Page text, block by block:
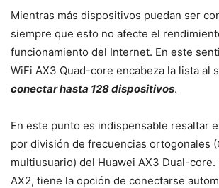
Mientras más dispositivos puedan ser
siempre que esto no afecte el
funcionamiento del Internet. En este
WiFi AX3 Quad-core encabeza la lista al
conectar hasta 128 dispositivos.
En este punto es indispensable resaltar
por división de frecuencias ortogonales
multiusuario) del Huawei AX3 Dual-core.
AX2, tiene la opción de conectarse